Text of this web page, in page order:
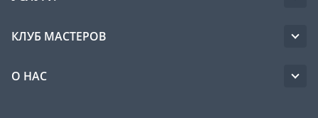
КЛУБ МАСТЕРОВ
О НАС